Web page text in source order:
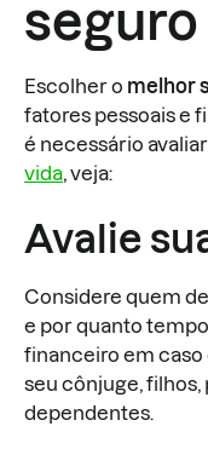
seguro
Escolher o melhor
fatores pessoais e
é necessário
vida, veja:
Avalie
Considere quem
e por quanto
financeiro em caso
seu cônjuge, filhos,
dependentes.